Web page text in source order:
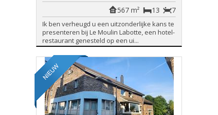
7
13
567 m²
Ik ben verheugd u een uitzonderlijke kans te
presenteren bij Le Moulin Labotte, een hotel-
restaurant genesteld op een ui...